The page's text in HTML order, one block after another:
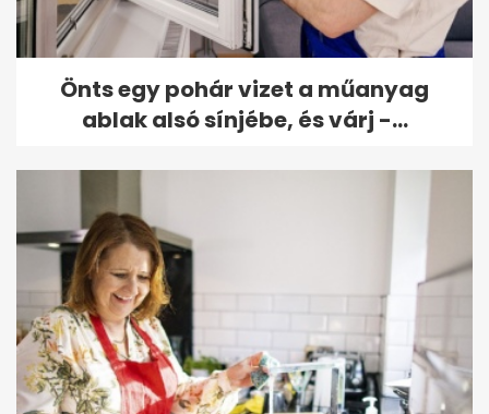
Önts egy pohár vizet a műanyag
ablak alsó sínjébe, és várj -...